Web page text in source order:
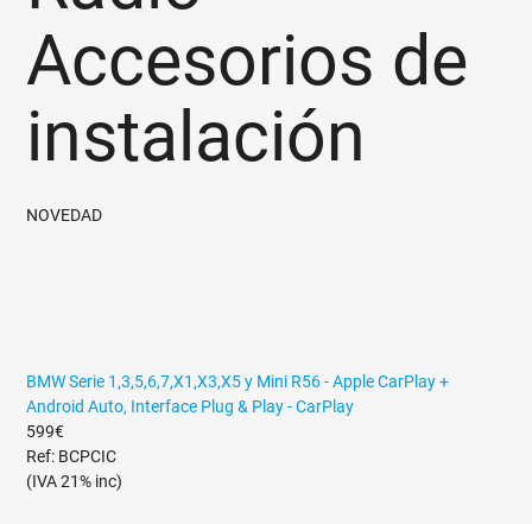
Accesorios de
instalación
NOVEDAD
BMW Serie 1,3,5,6,7,X1,X3,X5 y Mini R56 - Apple CarPlay +
Android Auto, Interface Plug & Play - CarPlay
599€
Ref: BCPCIC
(IVA 21% inc)